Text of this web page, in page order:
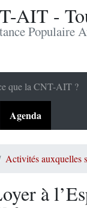
AIT -
Populaire
que la CNT-AIT ?
Agenda
Activités auxquelles
à